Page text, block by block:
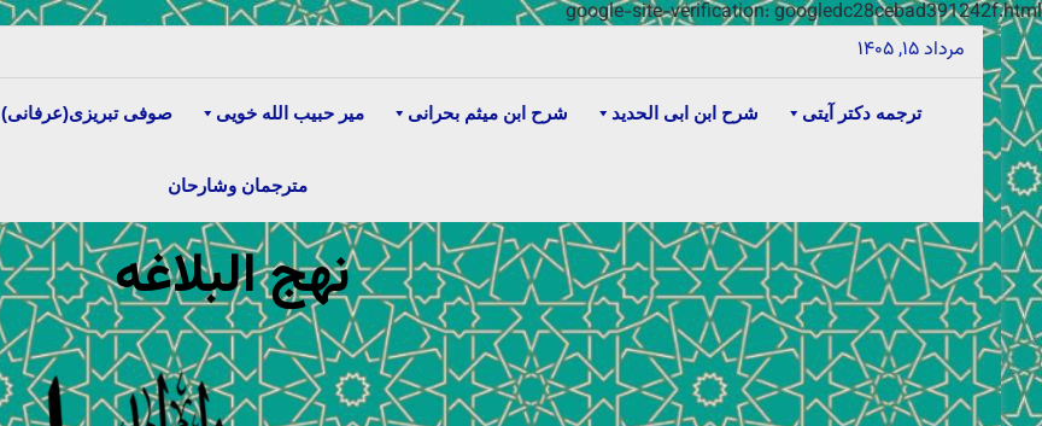
google-site-verification: googledc28cebad391242f.html
مرداد ۱۵, ۱۴۰۵
ترجمه دکتر آیتی شرح ابن ابی الحدید شرح ابن میثم بحرانی میر حبیب الله خویی صوفی تبریزی(عرفانی)
مترجمان وشارحان
نهج البلاغه